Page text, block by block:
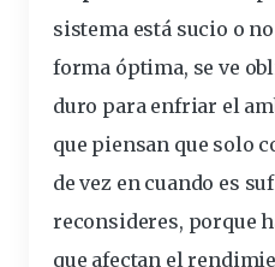
sistema está sucio o
forma óptima, se ve
duro para enfriar el
que piensan que solo
de vez en cuando es
reconsideres, porque
que afectan el